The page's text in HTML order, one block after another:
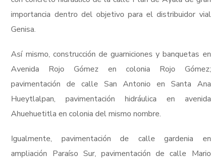
importancia dentro del objetivo para el distribuidor vial
Genisa.
Así mismo, construcción de guarniciones y banquetas en
Avenida Rojo Gómez en colonia Rojo Gómez;
pavimentación de calle San Antonio en Santa Ana
Hueytlalpan, pavimentación hidráulica en avenida
Ahuehuetitla en colonia del mismo nombre.
Igualmente, pavimentación de calle gardenia en
ampliación Paraíso Sur, pavimentación de calle Mario